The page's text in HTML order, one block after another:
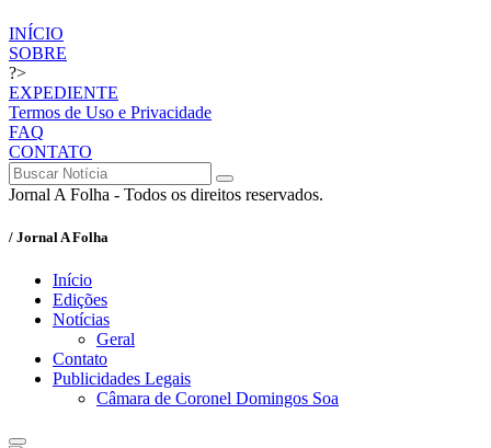
INÍCIO
SOBRE
?>
EXPEDIENTE
Termos de Uso e Privacidade
FAQ
CONTATO
Jornal A Folha - Todos os direitos reservados.
/ Jornal A Folha
Início
Edições
Notícias
Geral
Contato
Publicidades Legais
Câmara de Coronel Domingos Soa